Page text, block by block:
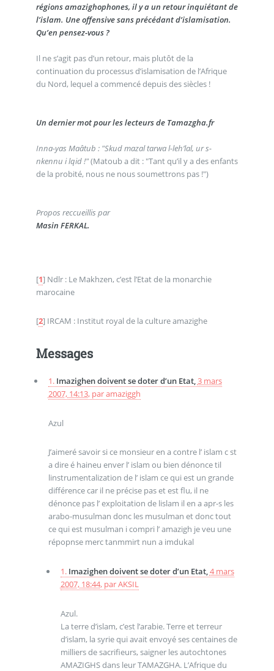
régions amazighophones, il y a un retour inquiétant de
l’islam. Une offensive sans précédant d’islamisation.
Qu’en pensez-vous ?
Il ne s’agit pas d’un retour, mais plutôt de la
continuation du processus d’islamisation de l’Afrique
du Nord, lequel a commencé depuis des siècles !
Un dernier mot pour les lecteurs de Tamazgha.fr
Inna-yas Maâtub : "Skud mazal tarwa l-leh’lal, ur s-
nkennu i lqid !"(Matoub a dit : "Tant qu’il y a des enfants
de la probité, nous ne nous soumettrons pas !")
Propos reccueillis par
Masin FERKAL.
[1] Ndlr : Le Makhzen, c’est l’Etat de la monarchie
marocaine
[2] IRCAM : Institut royal de la culture amazighe
Messages
1. Imazighen doivent se doter d’un Etat,3 mars
2007, 14:13, paramaziggh
Azul
J’aimeré savoir si ce monsieur en a contre l’ islam c st
a dire é haineu enver l’ islam ou bien dénonce til
linstrumentalization de l’ islam ce qui est un grande
différence car il ne précise pas et est flu, il ne
dénonce pas l’ exploitation de lislam il en a apr-s les
arabo-musulman donc les musulman et donc tout
ce qui est musulman i compri l’ amazigh je veu une
répopnse merc tanmmirt nun a imdukal
1. Imazighen doivent se doter d’un Etat,4 mars
2007, 18:44, parAKSIL
Azul.
La terre d’islam, c’est l’arabie. Terre et terreur
d’islam, la syrie qui avait envoyé ses centaines de
milliers de sacrifieurs, saigner les autochtones
AMAZIGHS dans leur TAMAZGHA. L’Afrique du